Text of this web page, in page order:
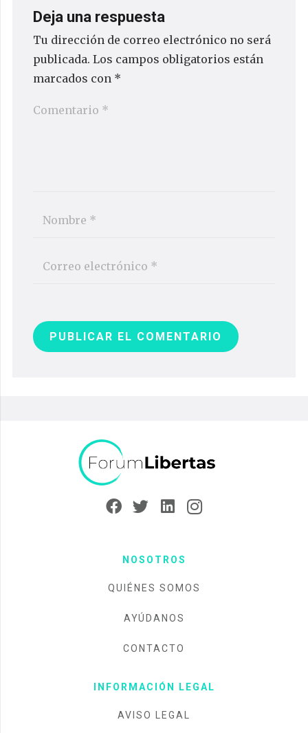
Deja una respuesta
Tu dirección de correo electrónico no será
publicada. Los campos obligatorios están
marcados con *
PUBLICAR EL COMENTARIO
NOSOTROS
QUIÉNES SOMOS
AYÚDANOS
CONTACTO
INFORMACIÓN LEGAL
AVISO LEGAL